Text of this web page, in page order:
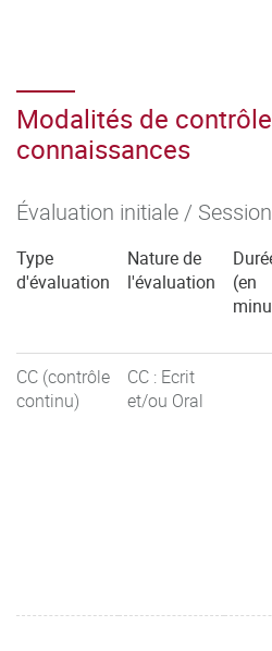
Modalités de
connaissances
Évaluation initiale /
Type
d'évaluation
Nature de
l'évaluation
(en
CC (contrôle
continu)
CC : Ecrit
et/ou Oral